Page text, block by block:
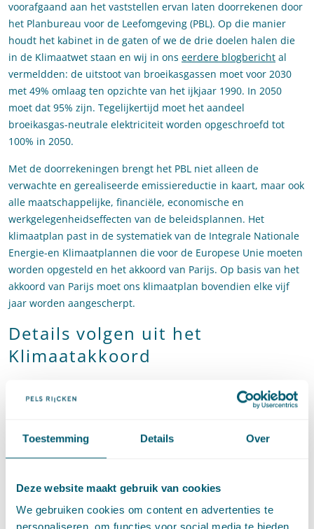
Toestemming Details Over
Deze website maakt gebruik van cookies
We gebruiken cookies om content en advertenties te
voorafgaand aan het vaststellen ervan laten doorrekenen door
het Planbureau voor de Leefomgeving (PBL). Op die manier
houdt het kabinet in de gaten of we de drie doelen halen die
in de Klimaatwet staan en wij in ons eerdere blogbericht al
vermeldden: de uitstoot van broeikasgassen moet voor 2030
met 49% omlaag ten opzichte van het ijkjaar 1990. In 2050
moet dat 95% zijn. Tegelijkertijd moet het aandeel
broeikasgas-neutrale elektriciteit worden opgeschroefd tot
100% in 2050.
Met de doorrekeningen brengt het PBL niet alleen de
verwachte en gerealiseerde emissiereductie in kaart, maar ook
alle maatschappelijke, financiële, economische en
werkgelegenheidseffecten van de beleidsplannen. Het
klimaatplan past in de systematiek van de Integrale Nationale
Energie-en Klimaatplannen die voor de Europese Unie moeten
worden opgesteld en het akkoord van Parijs. Op basis van het
akkoord van Parijs moet ons klimaatplan bovendien elke vijf
jaar worden aangescherpt.
Details volgen uit het
Klimaatakkoord
De specifiek te nemen maatregelen in dit verband worden
duidelijk in het Klimaatakkoord: een ander traject. Het
aan de klimaattafels door bedrijven, organisaties en de
overheid. Het kabinet heeft aangekondigd het pakket aan
Klimaatakkoord wordt samen met het eerder gesloten
Energieakkoord onderdeel van het eerste klimaatplan.